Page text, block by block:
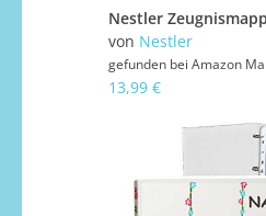
von Nestler
gefunden bei Amazon
13,99 €